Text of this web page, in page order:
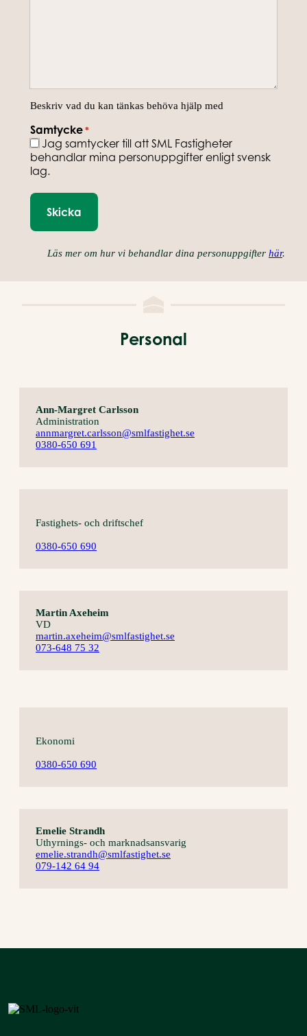
Beskriv vad du kan tänkas behöva hjälp med
Samtycke *
Jag samtycker till att SML Fastigheter
behandlar mina personuppgifter enligt svensk
lag.
Läs mer om hur vi behandlar dina personuppgifter här.
Personal
Ann-Margret Carlsson
Administration
annmargret.carlsson@smlfastighet.se
0380-650 691
Fastighets- och driftschef
0380-650 690
Martin Axeheim
VD
martin.axeheim@smlfastighet.se
073-648 75 32
Ekonomi
0380-650 690
Emelie Strandh
Uthyrnings- och marknadsansvarig
emelie.strandh@smlfastighet.se
079-142 64 94